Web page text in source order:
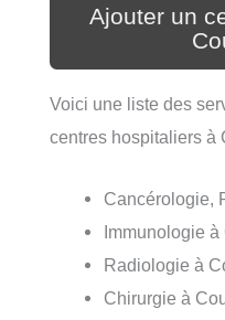
Ajouter un
Voici une liste des
centres hospitaliers à
Cancérologie,
Immunologie
Radiologie à
Chirurgie à